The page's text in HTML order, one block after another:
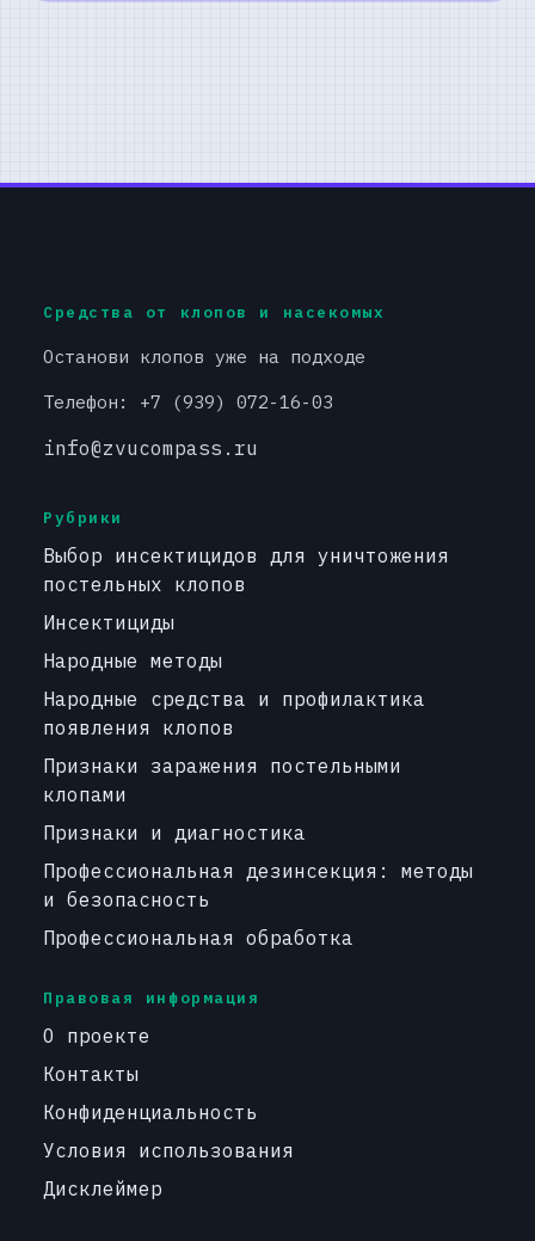
Средства от клопов и насекомых
Останови клопов уже на подходе
Телефон: +7 (939) 072-16-03
info@zvucompass.ru
Рубрики
Выбор инсектицидов для уничтожения
постельных клопов
Инсектициды
Народные методы
Народные средства и профилактика
появления клопов
Признаки заражения постельными
клопами
Признаки и диагностика
Профессиональная дезинсекция: методы
и безопасность
Профессиональная обработка
Правовая информация
О проекте
Контакты
Конфиденциальность
Условия использования
Дисклеймер